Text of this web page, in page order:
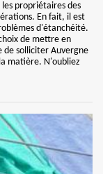
les propriétaires des
En fait, il est
d'étanchéité.
de mettre en
de solliciter Auvergne
matière. N'oubliez